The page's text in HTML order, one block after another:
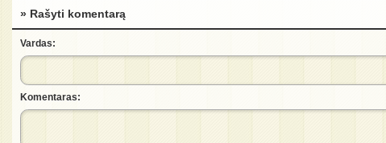
» Rašyti komentarą
Vardas:
Komentaras: